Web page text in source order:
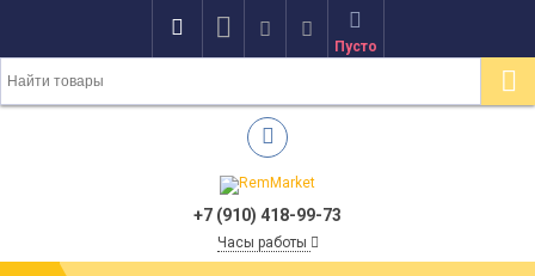
Пусто
+7 (910) 418-99-73
Часы работы